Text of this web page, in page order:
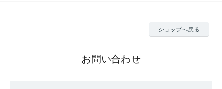
ショップへ戻る
お問い合わせ